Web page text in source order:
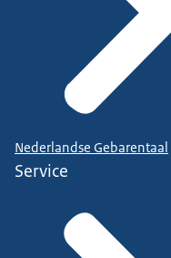
Nederlandse Gebarentaal
Service